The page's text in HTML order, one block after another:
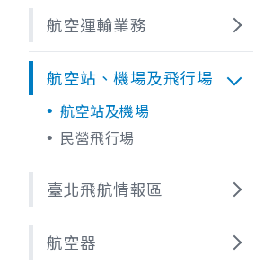
航空運輸業務
航空站、機場及飛行場
航空站及機場
民營飛行場
臺北飛航情報區
航空器